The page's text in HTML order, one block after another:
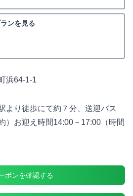
ンを見る
浜64-1-1
り徒歩にて約７分、送迎バス
）お迎え時間14:00－17:00（時間
ポンを確認する